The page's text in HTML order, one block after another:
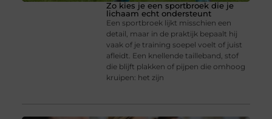
Zo kies je een sportbroek die je
lichaam echt ondersteunt
Een sportbroek lijkt misschien een
detail, maar in de praktijk bepaalt hij
vaak of je training soepel voelt of juist
afleidt. Een knellende tailleband, stof
die blijft plakken of pijpen die omhoog
kruipen: het zijn